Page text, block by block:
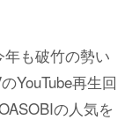
も破竹の勢い
YouTube再生回
の人気を